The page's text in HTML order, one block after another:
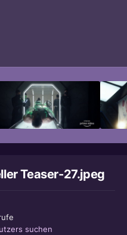
Teaser-27.jpeg
suchen